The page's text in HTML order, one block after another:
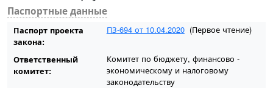
Паспортные данные
Паспорт проекта
закона:
ПЗ-694 от 10.04.2020 (Первое чтение)
Ответственный
комитет:
Комитет по бюджету, финансово -
экономическому и налоговому
законодательству